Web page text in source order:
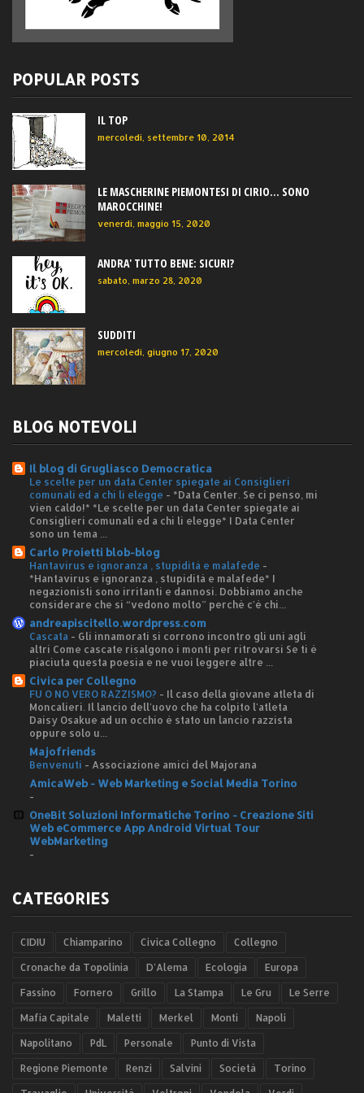
POPULAR POSTS
IL TOP
mercoledì, settembre 10, 2014
LE MASCHERINE PIEMONTESI DI CIRIO... SONO
MAROCCHINE!
venerdì, maggio 15, 2020
ANDRA' TUTTO BENE: SICURI?
sabato, marzo 28, 2020
SUDDITI
mercoledì, giugno 17, 2020
BLOG NOTEVOLI
Il blog di Grugliasco Democratica
Le scelte per un data Center spiegate ai Consiglieri
comunali ed a chi li elegge - *Data Center. Se ci penso, mi
vien caldo!* *Le scelte per un data Center spiegate ai
Consiglieri comunali ed a chi li elegge* I Data Center
sono un tema ...
Carlo Proietti blob-blog
Hantavirus e ignoranza , stupidità e malafede -
*Hantavirus e ignoranza , stupidità e malafede* I
negazionisti sono irritanti e dannosi. Dobbiamo anche
considerare che si “vedono molto” perché c'è chi...
andreapiscitello.wordpress.com
Cascata - Gli innamorati si corrono incontro gli uni agli
altri Come cascate risalgono i monti per ritrovarsi Se ti è
piaciuta questa poesia e ne vuoi leggere altre ...
Civica per Collegno
FU O NO VERO RAZZISMO? - Il caso della giovane atleta di
Moncalieri. Il lancio dell'uovo che ha colpito l'atleta
Daisy Osakue ad un occhio è stato un lancio razzista
oppure solo u...
Majofriends
Benvenuti - Associazione amici del Majorana
AmicaWeb - Web Marketing e Social Media Torino
-
OneBit Soluzioni Informatiche Torino - Creazione Siti
Web eCommerce App Android Virtual Tour
WebMarketing
-
CATEGORIES
CIDIU Chiamparino Civica Collegno Collegno
Cronache da Topolinia D'Alema Ecologia Europa
Fassino Fornero Grillo La Stampa Le Gru Le Serre
Mafia Capitale Maletti Merkel Monti Napoli
Napolitano PdL Personale Punto di Vista
Regione Piemonte Renzi Salvini Società Torino